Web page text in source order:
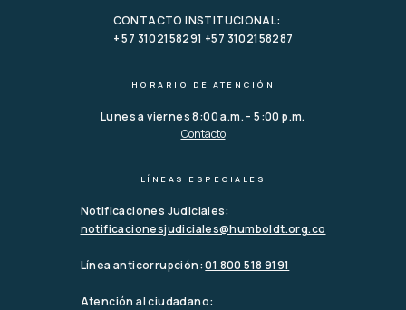
CONTACTO INSTITUCIONAL:
+ 57 3102158291 +57 3102158287
HORARIO DE ATENCIÓN
Lunes a viernes 8:00 a.m. - 5:00 p.m.
Contacto
LÍNEAS ESPECIALES
Notificaciones Judiciales:
notificacionesjudiciales@humboldt.org.co
Línea anticorrupción:01 800 518 9191
Atención al ciudadano: